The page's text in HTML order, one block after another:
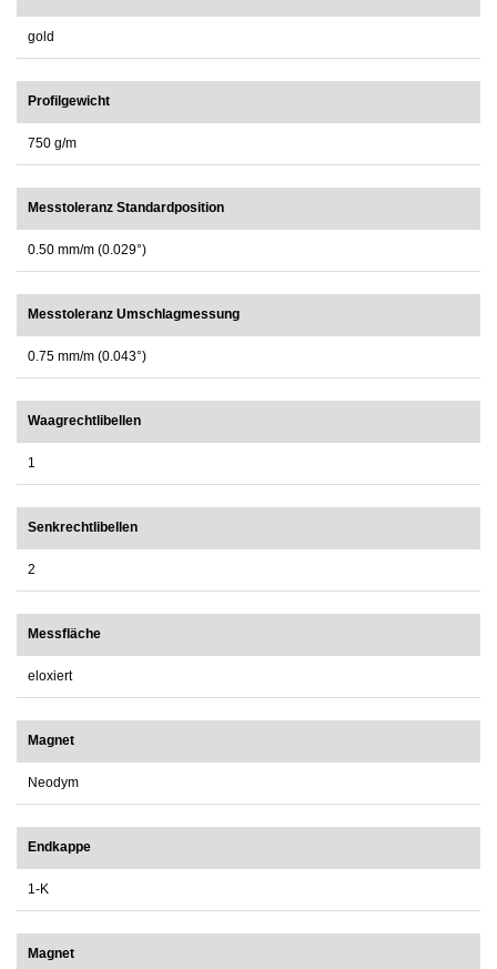
gold
Profilgewicht
750 g/m
Messtoleranz Standardposition
0.50 mm/m (0.029°)
Messtoleranz Umschlagmessung
0.75 mm/m (0.043°)
Waagrechtlibellen
1
Senkrechtlibellen
2
Messfläche
eloxiert
Magnet
Neodym
Endkappe
1-K
Magnet